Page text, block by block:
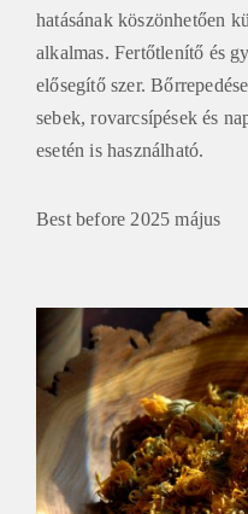
hatásának köszönhetően
alkalmas. Fertőtlenítő és
elősegítő szer.
sebek, rovarcsípések és
esetén is használható.
Best before 2025 május